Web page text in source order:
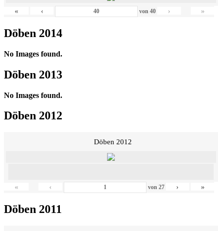
« ‹ von40 › »
Döben 2014
No Images found.
Döben 2013
No Images found.
Döben 2012
Döben 2012
« ‹ von 27 › »
Döben 2011